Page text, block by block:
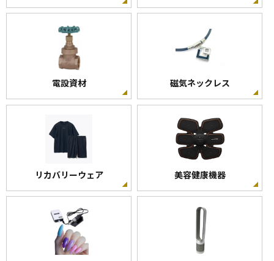
電設資材 磁気ネックレス
リカバリーウェア 美容健康機器